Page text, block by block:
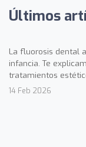
Últimos
La fluorosis dental
infancia. Te
tratamientos
14 Feb 2026